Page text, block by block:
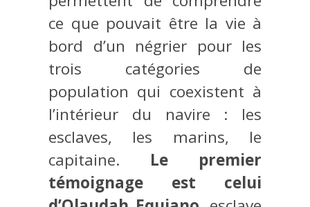
ce que pouvait être la vie à
bord d’un négrier pour les
trois catégories de
population qui coexistent à
l’intérieur du navire : les
esclaves, les marins, le
capitaine. Le premier
témoignage est celui